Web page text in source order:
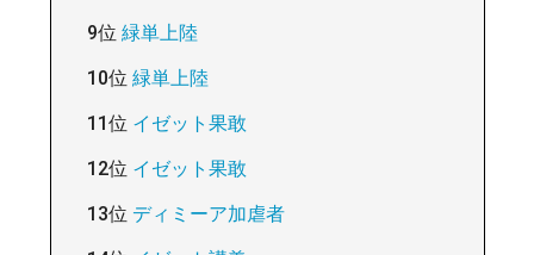
9位 緑単上陸
10位 緑単上陸
11位 イゼット果敢
12位 イゼット果敢
13位 ディミーア加虐者